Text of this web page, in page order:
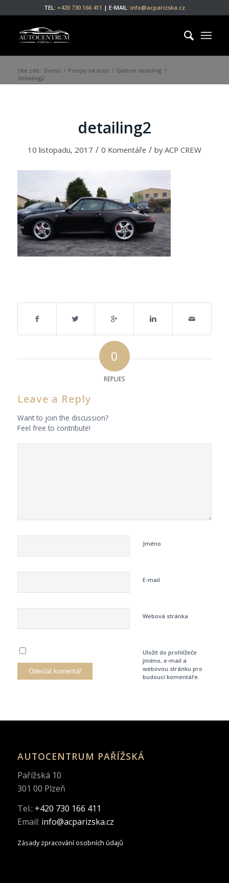
TEL: +420 730 166 411 | E-MAIL: info@acparizska.cz
Jste zde: Domů / Polepy na auto / Galerie detailing /
detailing2
detailing2
10 listopadu, 2017 / 0 Komentáře / byACP CREW
0
REPLIES
Leave a Reply
Want to join the discussion?
Feel free to contribute!
Jméno
E-mail
Webová stránka
Uložit do prohlížeče
jméno, e-mail a
webovou stránku pro
budoucí komentáře.
AUTOCENTRUM PAŘÍŽSKÁ
Pařížská 10
301 00 Plzeň
Tel.: +420 730 166 411
Email: info@acparizska.cz
Zásady zpracování osobních údajů